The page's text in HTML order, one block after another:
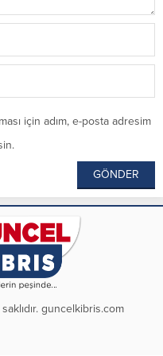
için adım, e-posta adresim
guncelkibris.com